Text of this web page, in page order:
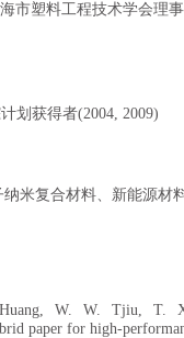
市塑料工程技术学会理
划获得者(2004, 2009)
源材料与器件、
W. W. Tjiu, T. X.
paper for high-